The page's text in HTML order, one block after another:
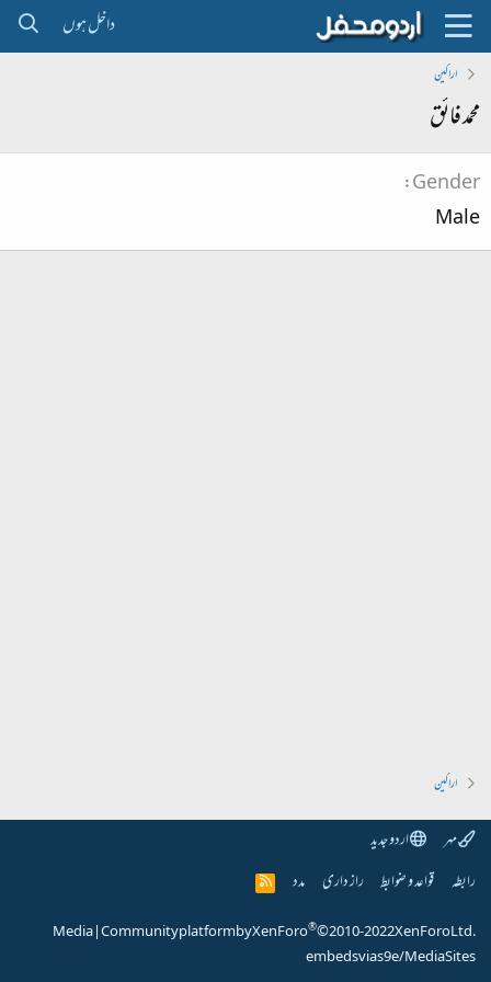
داخل ہوں
اراکین
محمد فائق
Gender
Male
اراکین
مہر
اردو جدید
رابطہ قواعد و ضوابط راز داری مدد
R
S
Community platform by XenForo®© 2010-2022 XenForo Ltd.
|
Media
embeds via s9e/MediaSites